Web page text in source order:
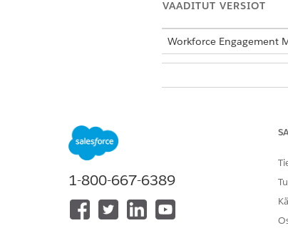
VAADITUT VERSIOT
Workforce Engagement
Kirjoita Määritykset-
RATKAISIKO TÄMÄ
Anna palautetta, jotta
1-800-667-6389